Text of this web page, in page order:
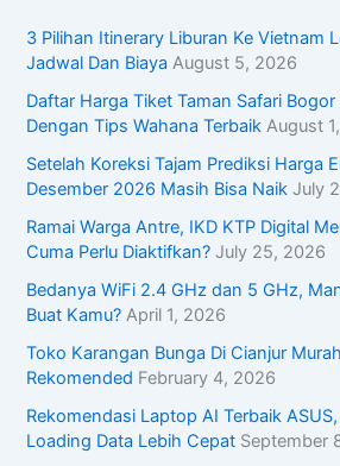
3 Pilihan Itinerary Liburan Ke Vietnam
Jadwal Dan Biaya August 5, 2026
Daftar Harga Tiket Taman Safari
Dengan Tips Wahana Terbaik August
Setelah Koreksi Tajam Prediksi Harga
Desember 2026 Masih Bisa Naik July
Ramai Warga Antre, IKD KTP Digital
Cuma Perlu Diaktifkan? July 25, 2026
Bedanya WiFi 2.4 GHz dan 5 GHz,
Buat Kamu? April 1, 2026
Toko Karangan Bunga Di Cianjur
Rekomended February 4, 2026
Rekomendasi Laptop AI Terbaik
Loading Data Lebih Cepat September